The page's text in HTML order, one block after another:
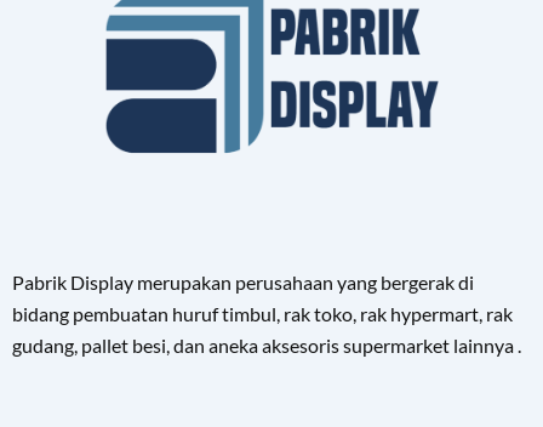
Pabrik Display merupakan perusahaan yang bergerak di
bidang pembuatan huruf timbul, rak toko, rak hypermart, rak
gudang, pallet besi, dan aneka aksesoris supermarket lainnya .